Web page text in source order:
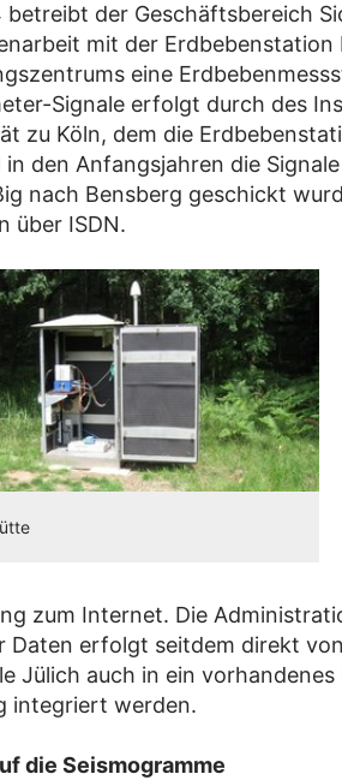
betreibt der Geschäftsbereich
mit der
eine
Signale erfolgt durch des
zu Köln, dem die
in den Anfangsjahren die
nach Bensberg geschickt
über ISDN.
zum Internet. Die
Daten erfolgt seitdem direkt
Jülich auch in ein
integriert werden.
die Seismogramme